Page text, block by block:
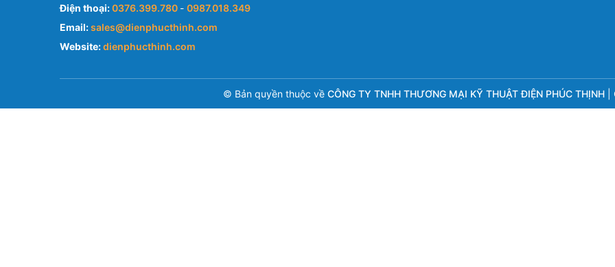
Điện thoại:0376.399.780 - 0987.018.349
Email:sales@dienphucthinh.com
Website:dienphucthinh.com
© Bản quyền thuộc về CÔNG TY TNHH THƯƠNG MẠI KỸ THUẬT ĐIỆN PHÚC THỊNH